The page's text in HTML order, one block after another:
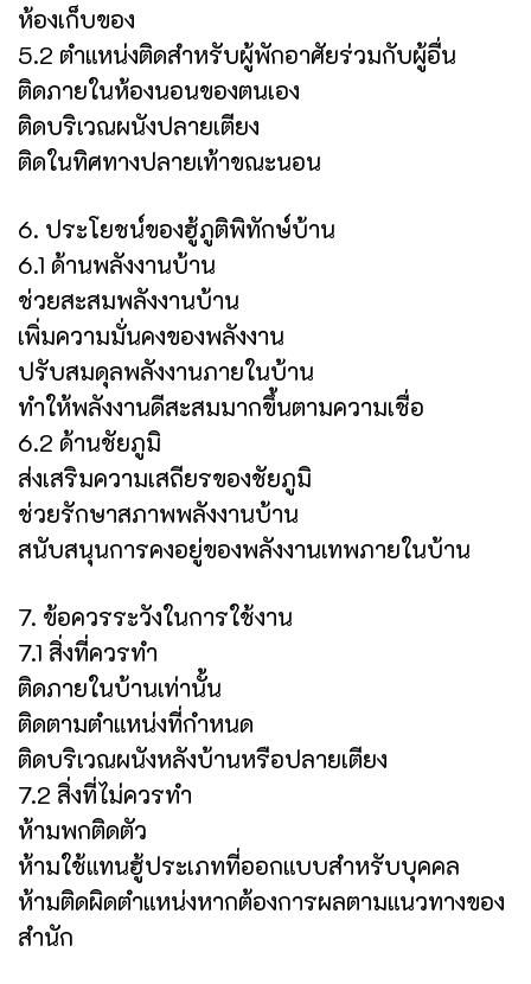
ห้องเก็บของ
5.2 ตำแหน่งติดสำหรับผู้พักอาศัยร่วมกับผู้อื่น
ติดภายในห้องนอนของตนเอง
ติดบริเวณผนังปลายเตียง
ติดในทิศทางปลายเท้าขณะนอน
6. ประโยชน์ของฮู้ภูติพิทักษ์บ้าน
6.1 ด้านพลังงานบ้าน
ช่วยสะสมพลังงานบ้าน
เพิ่มความมั่นคงของพลังงาน
ปรับสมดุลพลังงานภายในบ้าน
ทำให้พลังงานดีสะสมมากขึ้นตามความเชื่อ
6.2 ด้านชัยภูมิ
ส่งเสริมความเสถียรของชัยภูมิ
ช่วยรักษาสภาพพลังงานบ้าน
สนับสนุนการคงอยู่ของพลังงานเทพภายในบ้าน
7. ข้อควรระวังในการใช้งาน
7.1 สิ่งที่ควรทำ
ติดภายในบ้านเท่านั้น
ติดตามตำแหน่งที่กำหนด
ติดบริเวณผนังหลังบ้านหรือปลายเตียง
7.2 สิ่งที่ไม่ควรทำ
ห้ามพกติดตัว
ห้ามใช้แทนฮู้ประเภทที่ออกแบบสำหรับบุคคล
ห้ามติดผิดตำแหน่งหากต้องการผลตามแนวทางของ
สำนัก